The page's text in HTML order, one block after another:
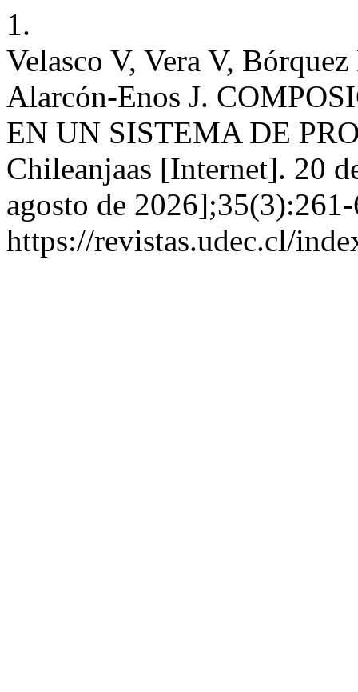
1.
Velasco V, Vera V,
Alarcón-Enos J.
EN UN SISTEMA DE
Chileanjaas [Internet]. 20
agosto de
https://revistas.udec.cl/